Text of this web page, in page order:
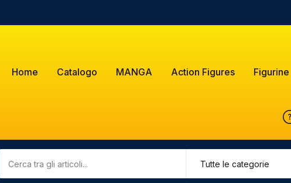
Home Catalogo MANGA Action Figures Figurine